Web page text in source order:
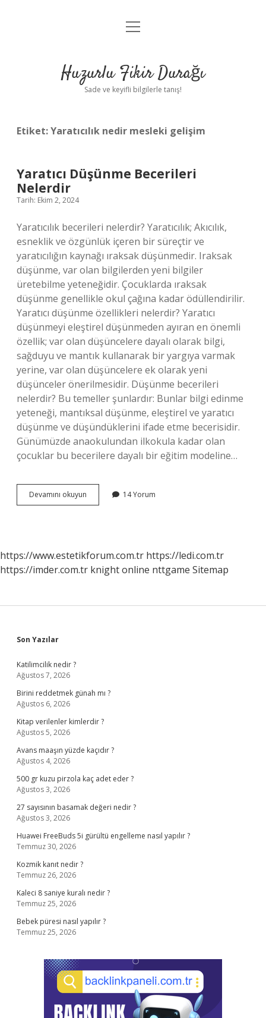
Anasayfa
Yasal Uyarı
menüyü
Huzurlu Fikir Durağı
Sade ve keyifli bilgilerle tanış!
Etiket:Yaratıcılık nedir mesleki gelişim
Yaratıcı Düşünme Becerileri
Nelerdir
Tarih: Ekim 2, 2024
Yaratıcılık becerileri nelerdir? Yaratıcılık; Akıcılık,
esneklik ve özgünlük içeren bir süreçtir ve
yaratıcılığın kaynağı ıraksak düşünmedir. Iraksak
düşünme, var olan bilgilerden yeni bilgiler
üretebilme yeteneğidir. Çocuklarda ıraksak
düşünme genellikle okul çağına kadar ödüllendirilir.
Yaratıcı düşünme özellikleri nelerdir? Yaratıcı
düşünmeyi eleştirel düşünmeden ayıran en önemli
özellik; var olan düşüncelere dayalı olarak bilgi,
sağduyu ve mantık kullanarak bir yargıya varmak
yerine, var olan düşüncelere ek olarak yeni
düşünceler önerilmesidir. Düşünme becerileri
nelerdir? Bu temeller şunlardır: Bunlar bilgi edinme
yeteneği, mantıksal düşünme, eleştirel ve yaratıcı
düşünme ve düşündüklerini ifade etme becerisidir.
Günümüzde anaokulundan ilkokula kadar olan
çocuklar bu becerilere dayalı bir eğitim modeline…
Devamını okuyun
Düşünme
14 Yorum
https://www.estetikforum.com.tr https://ledi.com.tr
https://imder.com.tr knight online nttgame Sitemap
Sidebar
Son Yazılar
Katilimcilik nedir ?
Ağustos 7, 2026
Birini reddetmek günah mı ?
Ağustos 6, 2026
Kitap verilenler kimlerdir ?
Ağustos 5, 2026
Avans maaşın yüzde kaçıdır ?
Ağustos 4, 2026
500 gr kuzu pirzola kaç adet eder ?
Ağustos 3, 2026
27 sayısının basamak değeri nedir ?
Ağustos 3, 2026
Huawei FreeBuds 5i gürültü engelleme nasıl yapılır ?
Temmuz 30, 2026
Kozmik kanıt nedir ?
Temmuz 26, 2026
Kaleci 8 saniye kuralı nedir ?
Temmuz 25, 2026
Bebek püresi nasıl yapılır ?
Temmuz 25, 2026